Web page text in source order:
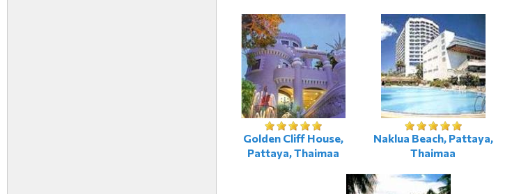
Golden Cliff House,
Pattaya, Thaimaa
Naklua Beach, Pattaya,
Thaimaa